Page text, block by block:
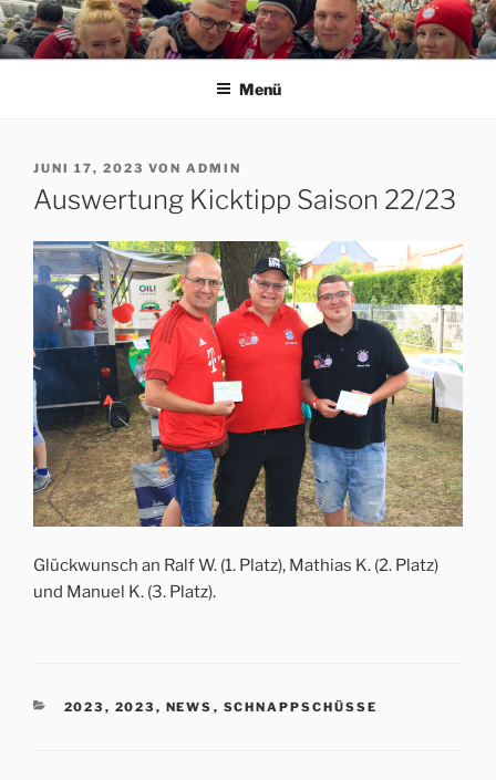
Zum
Inhalt
springenERFORDIA BAVARIA E.V.
Herzlich Willkommen auf der Homepage des Erfurter FC Bayern
Menü
VERÖFFENTLICHT
AM
JUNI 17, 2023 VON ADMIN
Auswertung Kicktipp Saison 22/23
Glückwunsch an Ralf W. (1. Platz), Mathias K. (2. Platz)
und Manuel K. (3. Platz).
KATEGORIEN
2023 , 2023 , NEWS , SCHNAPPSCHÜSSE